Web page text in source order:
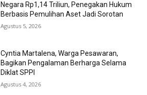
Negara Rp1,14 Triliun, Penegakan Hukum
Berbasis Pemulihan Aset Jadi Sorotan
Agustus 5, 2026
Cyntia Martalena, Warga Pesawaran,
Bagikan Pengalaman Berharga Selama
Diklat SPPI
Agustus 4, 2026